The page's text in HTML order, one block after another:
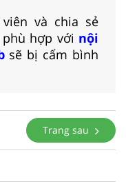
và chia sẻ
hợp với nội
sẽ bị cấm bình
Trang sau